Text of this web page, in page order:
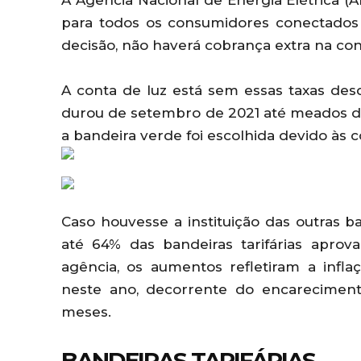
para todos os consumidores
decisão, não haverá cobrança extra na
A conta de luz está sem essas taxas
durou de setembro de 2021 até meados
a bandeira verde foi escolhida devido às
Caso houvesse a instituição das outras
até 64% das bandeiras tarifárias
agência, os aumentos refletiram a
neste ano, decorrente do
meses.